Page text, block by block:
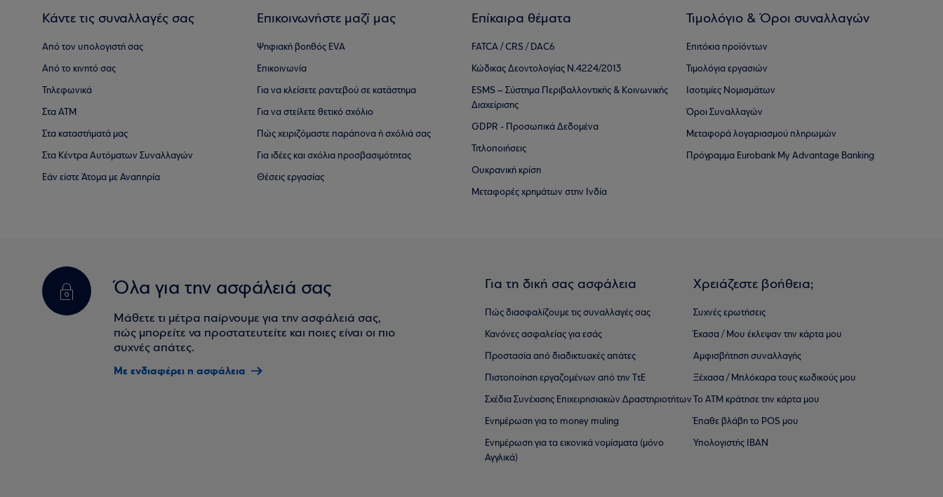
Κάντε τις συναλλαγές σας
Από τον υπολογιστή σας
Από το κινητό σας
Τηλεφωνικά
Στα ΑΤΜ
Στα καταστήματά μας
Στα Κέντρα Αυτόματων Συναλλαγών
Εάν είστε Άτομα με Αναπηρία
Επικοινωνήστε μαζί μας
Ψηφιακή βοηθός EVA
Επικοινωνία
Για να κλείσετε ραντεβού σε κατάστημα
Για να στείλετε θετικό σχόλιο
Πώς χειριζόμαστε παράπονα ή σχόλιά σας
Για ιδέες και σχόλια προσβασιμότητας
Θέσεις εργασίας
Επίκαιρα θέματα
FATCA / CRS / DAC6
Κώδικας Δεοντολογίας Ν.4224/2013
ESMS – Σύστημα Περιβαλλοντικής & Κοινωνικής
Διαχείρισης
GDPR - Προσωπικά Δεδομένα
Τιτλοποιήσεις
Ουκρανική κρίση
Μεταφορές χρημάτων στην Ινδία
Τιμολόγιο & Όροι συναλλαγών
Επιτόκια προϊόντων
Τιμολόγια εργασιών
Ισοτιμίες Νομισμάτων
Όροι Συναλλαγών
Μεταφορά λογαριασμού πληρωμών
Πρόγραμμα Eurobank My Advantage Banking
Όλα για την ασφάλειά σας
Μάθετε τι μέτρα παίρνουμε για την ασφάλειά σας,
πώς μπορείτε να προστατευτείτε και ποιες είναι οι πιο
συχνές απάτες.
Με ενδιαφέρει η ασφάλεια
Για τη δική σας ασφάλεια
Πώς διασφαλίζουμε τις συναλλαγές σας
Κανόνες ασφαλείας για εσάς
Προστασία από διαδικτυακές απάτες
Πιστοποίηση εργαζομένων από την ΤτΕ
Σχέδια Συνέχισης Επιχειρησιακών ∆ραστηριοτήτων
Ενημέρωση για το money muling
Ενημέρωση για τα εικονικά νομίσματα (μόνο
Αγγλικά)
Χρειάζεστε βοήθεια;
Συχνές ερωτήσεις
Έχασα / Μου έκλεψαν την κάρτα μου
Αμφισβήτηση συναλλαγής
Ξέχασα / Μπλόκαρα τους κωδικούς μου
Το ΑΤΜ κράτησε την κάρτα μου
Έπαθε βλάβη το POS μου
Υπολογιστής IBAN